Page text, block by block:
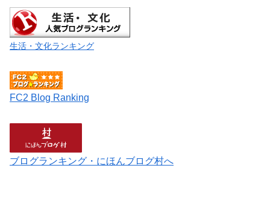
生活・文化ランキング
FC2 Blog Ranking
ブログランキング・にほんブログ村へ